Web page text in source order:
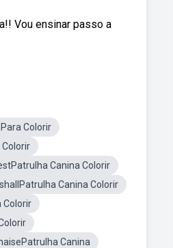
Vou ensinar passo a
Colorir
Colorir
Canina Colorir
Canina Colorir
Colorir
Canina